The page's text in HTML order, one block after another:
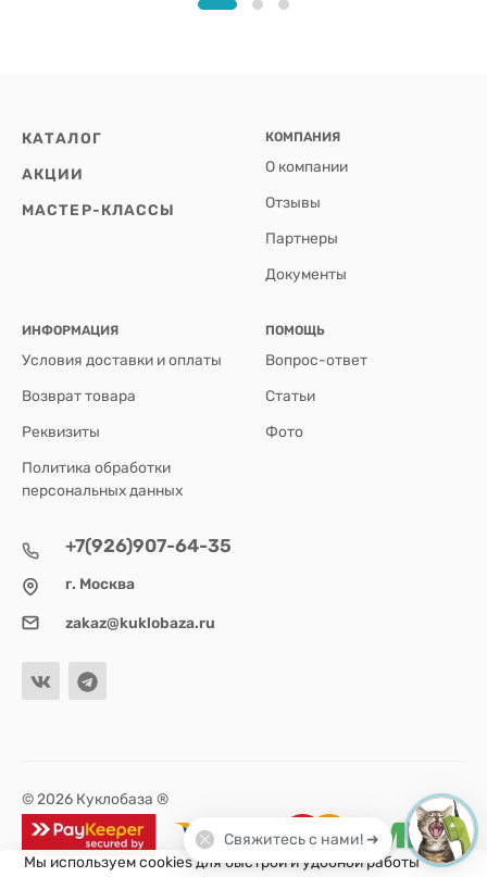
КАТАЛОГ
АКЦИИ
МАСТЕР-КЛАССЫ
КОМПАНИЯ
О компании
Отзывы
Партнеры
Документы
ИНФОРМАЦИЯ
Условия доставки и оплаты
Возврат товара
Реквизиты
Политика обработки
персональных данных
ПОМОЩЬ
Вопрос-ответ
Статьи
Фото
+7(926)907-64-35
г. Москва
zakaz@kuklobaza.ru
© 2026 Куклобаза ®
Мы используем cookies для быстрой и удобной работы
Свяжитесь с нами! ➜